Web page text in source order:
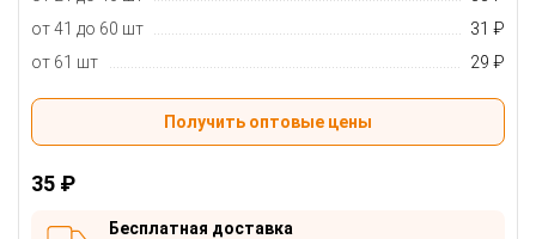
от 41 до 60 шт
31 ₽
от 61 шт
29 ₽
Получить оптовые цены
35 ₽
Бесплатная доставка